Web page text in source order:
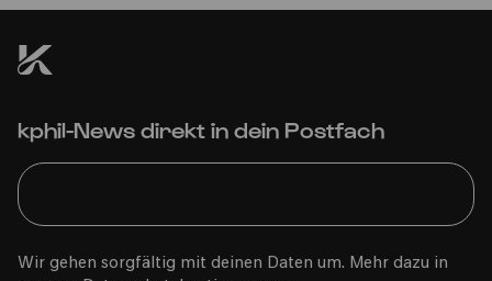
kphil-News direkt in dein Postfach
Wir gehen sorgfältig mit deinen Daten um. Mehr dazu in